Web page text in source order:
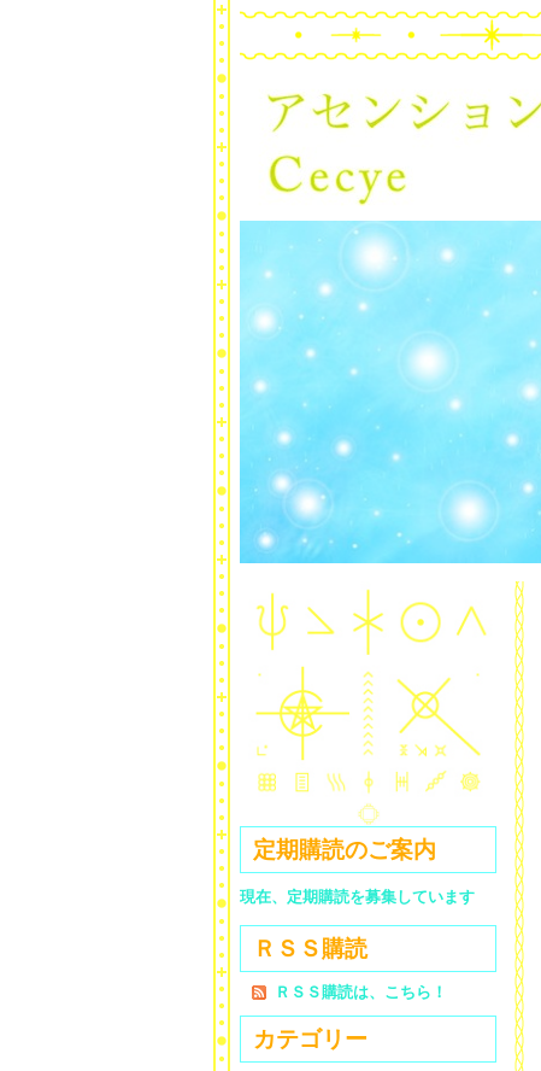
定期購読のご案内
現在、定期購読を募集しています
ＲＳＳ購読
ＲＳＳ購読は、こちら！
カテゴリー